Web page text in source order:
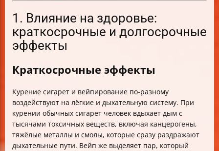
1. Влияние на здоровье:
краткосрочные и долгосрочные
эффекты
Краткосрочные эффекты
Курение сигарет и вейпирование по-разному
воздействуют на лёгкие и дыхательную систему. При
курении обычных сигарет человек вдыхает дым с
тысячами токсичных веществ, включая канцерогены,
тяжёлые металлы и смолы, которые сразу раздражают
дыхательные пути. Вейп же выделяет пар, который